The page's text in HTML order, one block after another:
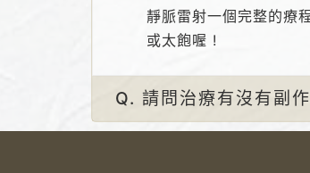
靜脈雷射一個完整的療
或太飽喔 !
Q. 請問治療有沒有副作